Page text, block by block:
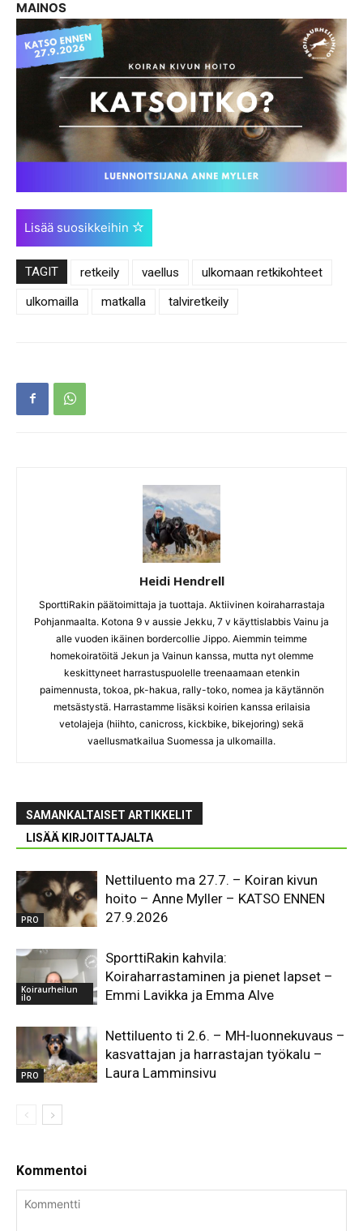
MAINOS
Lisää suosikkeihin
TAGIT retkeily vaellus
ulkomaan retkikohteet
ulkomailla
matkalla talviretkeily
Heidi Hendrell
SporttiRakin päätoimittaja ja tuottaja. Aktiivinen koiraharrastaja
Pohjanmaalta. Kotona 9 v aussie Jekku, 7 v käyttislabbis Vainu ja
alle vuoden ikäinen bordercollie Jippo. Aiemmin teimme
homekoiratöitä Jekun ja Vainun kanssa, mutta nyt olemme
keskittyneet harrastuspuolelle treenaamaan etenkin
paimennusta, tokoa, pk-hakua, rally-toko, nomea ja käytännön
metsästystä. Harrastamme lisäksi koirien kanssa erilaisia
vetolajeja (hiihto, canicross, kickbike, bikejoring) sekä
vaellusmatkailua Suomessa ja ulkomailla.
SAMANKALTAISET ARTIKKELIT
LISÄÄ KIRJOITTAJALTA
PRO
Nettiluento ma 27.7. – Koiran kivun
hoito – Anne Myller – KATSO ENNEN
27.9.2026
Koiraurheilun
ilo
SporttiRakin kahvila:
Koiraharrastaminen ja pienet lapset –
Emmi Lavikka ja Emma Alve
PRO
Nettiluento ti 2.6. – MH-luonnekuvaus –
kasvattajan ja harrastajan työkalu –
Laura Lamminsivu
Kommentoi